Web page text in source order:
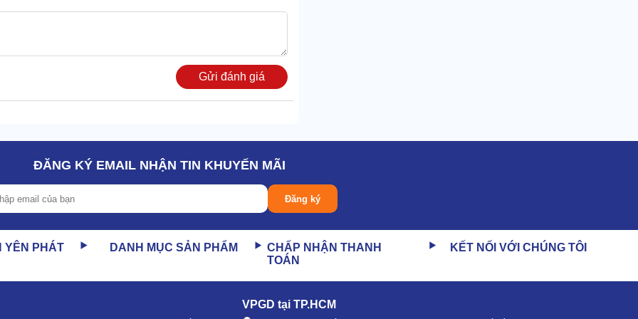
rửa vỏ xe hiệu quả, bùn bẩn nhanh mềm ra, dễ xịt bỏ.
cửa tiệm rửa oto chuyên nghiệp, cao cấp.
lên khoang động cơ để làm sạch , không gây hỏng
cũng có thể được làm sạch nhờ hơi nóng. Áp cao khiến
dầu mỡ trong các thiết bị chế biến thực phẩm
Gửi đánh giá
ĐĂNG KÝ EMAIL NHẬN TIN KHUYẾN MÃI
Đăng ký
YÊN PHÁT DANH MỤC SẢN PHẨM
CHẤP NHẬN THANH
TOÁN
KẾT NỐI VỚI CHÚNG TÔI
VPGD tại TP.HCM